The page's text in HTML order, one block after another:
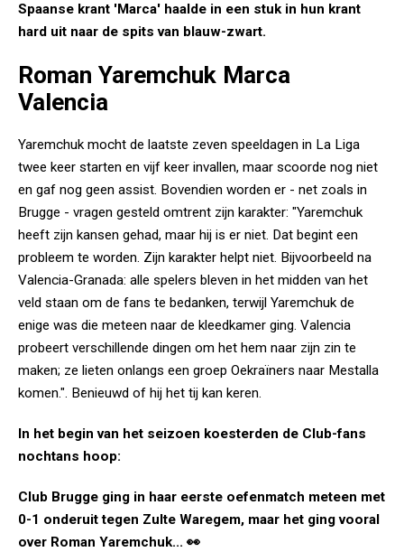
Spaanse krant 'Marca' haalde in een stuk in hun krant
hard uit naar de spits van blauw-zwart.
Roman Yaremchuk Marca
Valencia
Yaremchuk mocht de laatste zeven speeldagen in La Liga
twee keer starten en vijf keer invallen, maar scoorde nog niet
en gaf nog geen assist. Bovendien worden er - net zoals in
Brugge - vragen gesteld omtrent zijn karakter: "Yaremchuk
heeft zijn kansen gehad, maar hij is er niet. Dat begint een
probleem te worden. Zijn karakter helpt niet. Bijvoorbeeld na
Valencia-Granada: alle spelers bleven in het midden van het
veld staan om de fans te bedanken, terwijl Yaremchuk de
enige was die meteen naar de kleedkamer ging. Valencia
probeert verschillende dingen om het hem naar zijn zin te
maken; ze lieten onlangs een groep Oekraïners naar Mestalla
komen.". Benieuwd of hij het tij kan keren.
In het begin van het seizoen koesterden de Club-fans
nochtans hoop:
Club Brugge ging in haar eerste oefenmatch meteen met
0-1 onderuit tegen Zulte Waregem, maar het ging vooral
over Roman Yaremchuk... 👀